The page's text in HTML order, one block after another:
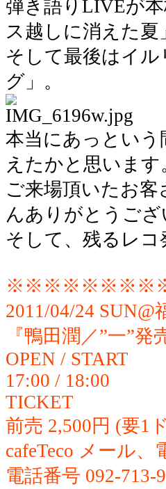
弾き語りLIVEが
ス越しに消えた夏
そして最後はイ
グ」。
本当にあっという
えたかと思います
ご来場頂いたお
んありがとうござ
そして、残るレ
2011/04/24 SUN@
『鴨田潤／”一”発
OPEN / START
17:00 / 18:00
TICKET
前売 2,500円 (要1
cafeTeco メール
電話番号 092-713-